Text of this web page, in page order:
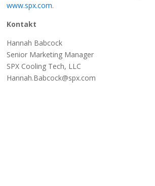
www.spx.com.
Kontakt
Hannah Babcock
Senior Marketing Manager
SPX Cooling Tech, LLC
Hannah.Babcock@spx.com